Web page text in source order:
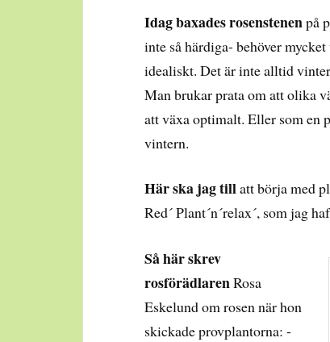
Idag baxades rosenstenenpå
inte så härdiga- behöver
idealiskt. Det är inte alltid
Man brukar prata om att olika
att växa optimalt. Eller som en
vintern.
Här ska jag tillatt börja med
Red´ Plant´n´relax´, som jag
Så här skrev
rosförädlarenRosa
Eskelund om rosen när hon
skickade provplantorna: -